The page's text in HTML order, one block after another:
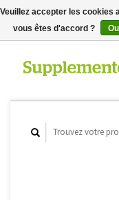
Veuillez accepter les cookies
vous êtes d'accord ?